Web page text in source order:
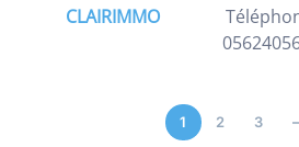
CLAIRIMMO
1 2 3